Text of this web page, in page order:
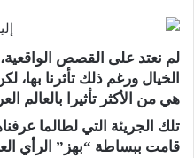
لم نعتد على القصص
الخيال ورغم ذلك تأثرنا
هي من الأكثر تأثيرا بالعالم
تلك الجريئة التي لطالما
قامت ببساطة “بهز” الرأي